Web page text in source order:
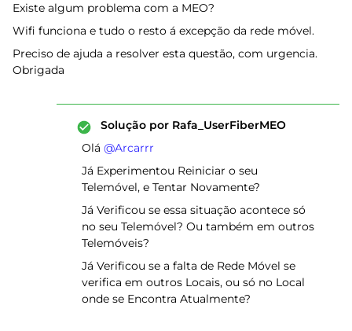
Existe algum problema com a MEO?
Wifi funciona e tudo o resto á excepção da rede móvel.
Preciso de ajuda a resolver esta questão, com urgencia.
Obrigada
Solução por Rafa_UserFiberMEO
Olá ​ @Arcarrr
Já Experimentou Reiniciar o seu
Telemóvel, e Tentar Novamente?
Já Verificou se essa situação acontece só
no seu Telemóvel? Ou também em outros
Telemóveis?
Já Verificou se a falta de Rede Móvel se
verifica em outros Locais, ou só no Local
onde se Encontra Atualmente?